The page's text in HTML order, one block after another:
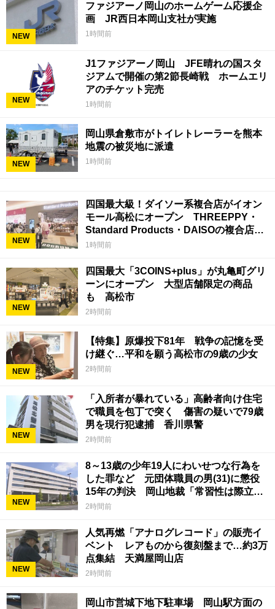
NEW
ファジアーノ岡山のホームゲーム応援企
画 JR西日本岡山支社が実施
1時間前
NEW
J1ファジアーノ岡山 JFE晴れの国スタ
ジアムで開催の第2節長崎戦 ホームエリ
アのチケット完売
1時間前
NEW
岡山県倉敷市がトイレトレーラーを熊本
地震の被災地に派遣
1時間前
NEW
四国最大級！ダイソー系複合店がイオン
モール高松にオープン THREEPPY・
Standard Products・DAISOの複合店は
香川県初
1時間前
NEW
四国最大「3COINS+plus」が丸亀町グリ
ーンにオープン 大型店舗限定の商品
も 高松市
2時間前
NEW
【特集】原爆投下81年 戦争の記憶を受
け継ぐ…平和を願う高松市の9歳の少女
2時間前
NEW
「入所者が暴れている」高齢者向け住宅
で職員を包丁で突く 傷害の疑いで79歳
男を現行犯逮捕 香川県警
2時間前
NEW
8～13歳の少年19人にわいせつな行為を
した罪など 元団体職員の男(31)に懲役
15年の判決 岡山地裁「常習性は際立っ
ていて被害結果も非常に重い」
2時間前
NEW
人気再燃「アナログレコード」の販売イ
ベント レアものから復刻盤まで…約3万
点集結 天満屋岡山店
2時間前
岡山市営城下地下駐車場 岡山駅方面の